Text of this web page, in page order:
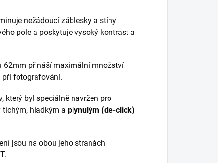
nežádoucí záblesky a stíny
pole a poskytuje vysoký kontrast a
62mm přináší maximální množství
při fotografování.
který byl speciálně navržen pro
hladkým a plynulým (de-click)
jsou na obou jeho stranách